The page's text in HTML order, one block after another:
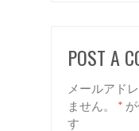
POST A
メールアド
ません。
*
す